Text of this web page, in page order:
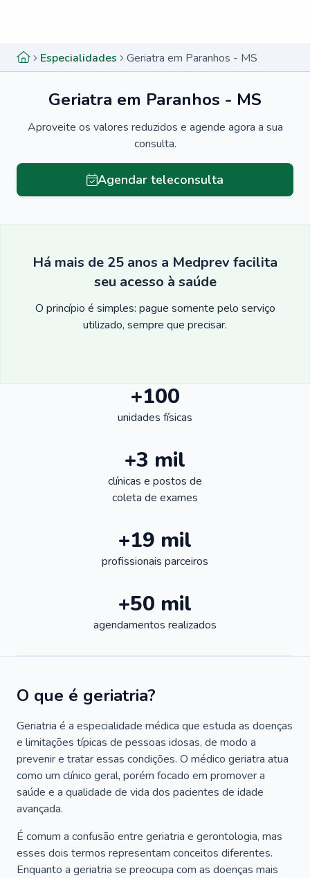
Especialidades Geriatra em Paranhos - MS
Geriatra em Paranhos - MS
Aproveite os valores reduzidos e agende agora a sua
consulta.
Agendar teleconsulta
Há mais de 25 anos a Medprev facilita
seu acesso à saúde
O princípio é simples: pague somente pelo serviço
utilizado, sempre que precisar.
+100
unidades físicas
+3 mil
clínicas e postos de
coleta de exames
+19 mil
profissionais parceiros
+50 mil
agendamentos realizados
O que é geriatria?
Geriatria é a especialidade médica que estuda as doenças
e limitações típicas de pessoas idosas, de modo a
prevenir e tratar essas condições. O médico geriatra atua
como um clínico geral, porém focado em promover a
saúde e a qualidade de vida dos pacientes de idade
avançada.
É comum a confusão entre geriatria e gerontologia, mas
esses dois termos representam conceitos diferentes.
Enquanto a geriatria se preocupa com as doenças mais